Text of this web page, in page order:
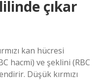
çıkar
kan hücresi
hacmi) ve şeklini (RBC
Düşük kırmızı